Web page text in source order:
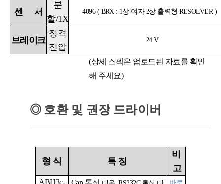
센 서
분
할/1X
4096 ( BRX : 1상 여자 2상 출력형 RESOLVER )
브레이크
정격
전압
24 V
(상세 스펙은 업로드된 자료를 확인
해 주세요)
◎ 호환 및 권장 드라이버
형 식 특 징
비
고
ABH3c-
Can 통신
바로